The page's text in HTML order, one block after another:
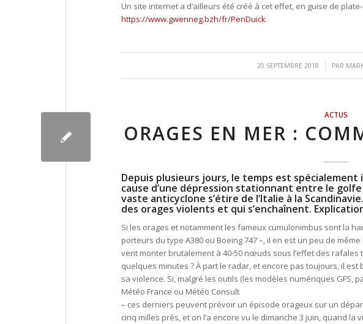
Un site internet a d’ailleurs été créé à cet effet, en guise de
https://www.gwenneg.bzh/fr/PenDuick
20 SEPTEMBRE 2018
/ PAR
ACTUS
ORAGES EN MER :
Depuis plusieurs jours, le temps est
cause d’une dépression stationnant entre le golfe
vaste anticyclone s’étire de l’Italie à la
des orages violents et qui s’enchaînent.
Si les orages et notamment les fameux cumulonimbus sont la
porteurs du type A380 ou Boeing 747 –, il en est un peu de
vent monter brutalement à 40-50 nœuds sous l’effet des rafales
quelques minutes ? À part le radar, et encore pas toujours, il
sa violence. Si, malgré les outils (les modèles numériques GFS,
Météo France ou Météo Consult
– ces derniers peuvent prévoir un épisode orageux sur un
cinq milles près, et on l’a encore vu le dimanche 3 juin, quand la